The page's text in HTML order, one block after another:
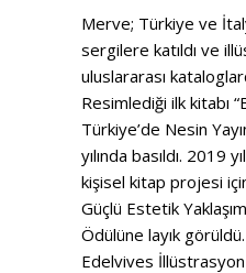
Merve; Türkiye ve
sergilere katıldı ve
uluslararası
Resimlediği ilk kitabı
Türkiye’de Nesin
yılında basıldı. 2019
kişisel kitap projesi
Güçlü Estetik
Ödülüne layık
Edelvives